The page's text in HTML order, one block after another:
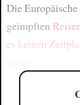
Die
geimpften
es keinen